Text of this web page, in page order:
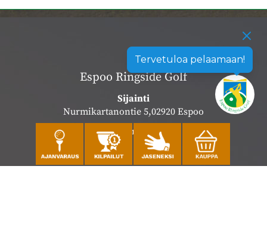
Tervetuloa pelaamaan!
Espoo Ringside Golf
Sijainti
Nurmikartanontie 5,02920 Espoo
Katso sijainti kartalla